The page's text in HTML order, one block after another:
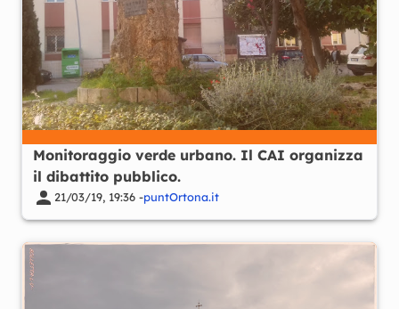
Monitoraggio verde urbano. Il CAI organizza
il dibattito pubblico.
21/03/19, 19:36 -puntOrtona.it